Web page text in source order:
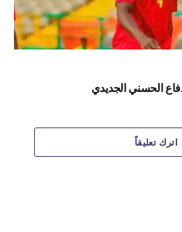
الحسني الجديدي
اترك تعليقاً